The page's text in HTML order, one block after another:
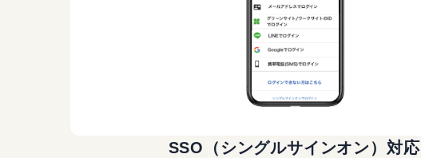
SSO（シングルサインオン）対応